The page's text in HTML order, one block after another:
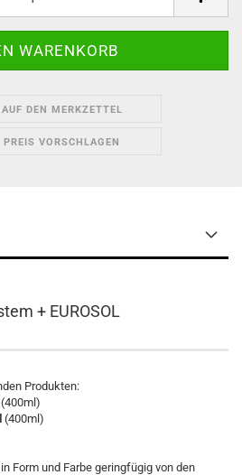
AUF DEN MERKZETTEL
PREIS VORSCHLAGEN
+ EUROSOL
Produkten:
(400ml)
(400ml)
Form und Farbe geringfügig von den